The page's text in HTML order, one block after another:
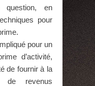
question, en
pour
pour un
d’activité,
de fournir à la
de revenus